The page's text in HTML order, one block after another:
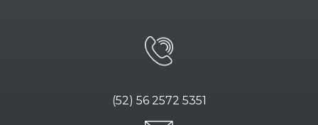
(52) 56 2572 5351